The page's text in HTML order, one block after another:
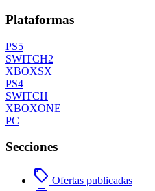
Plataformas
PS5
SWITCH2
XBOXSX
PS4
SWITCH
XBOXONE
PC
Secciones
local_offer Ofertas publicadas